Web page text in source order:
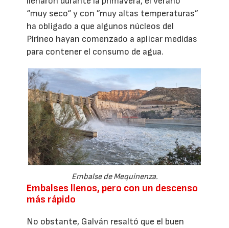
“muy seco“ y con ”muy altas temperaturas”
ha obligado a que algunos núcleos del
Pirineo hayan comenzado a aplicar medidas
para contener el consumo de agua.
Embalse de Mequinenza.
Embalses llenos, pero con un descenso
más rápido
No obstante, Galván resaltó que el buen